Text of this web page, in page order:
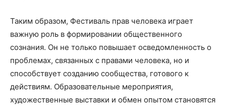
Таким образом, Фестиваль прав человека играет
важную роль в формировании общественного
сознания. Он не только повышает осведомленность о
проблемах, связанных с правами человека, но и
способствует созданию сообщества, готового к
действиям. Образовательные мероприятия,
художественные выставки и обмен опытом становятся